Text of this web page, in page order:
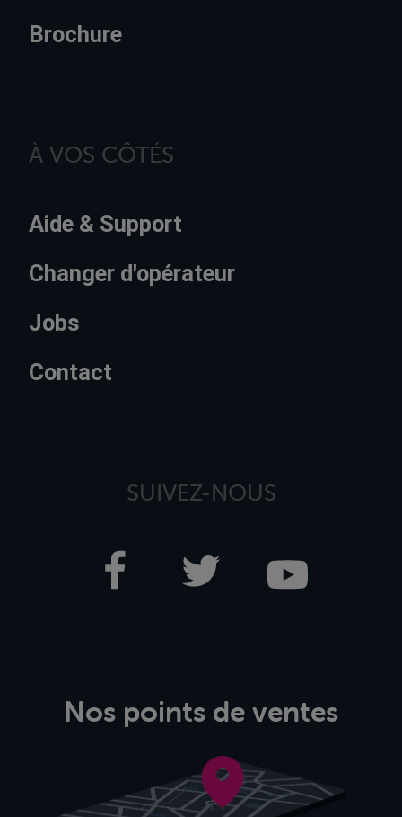
Brochure
À VOS CÔTÉS
Aide & Support
Changer d'opérateur
Jobs
Contact
SUIVEZ-NOUS
Nos points de ventes